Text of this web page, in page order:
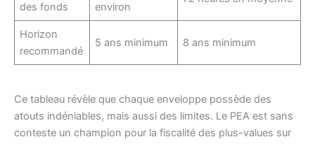
des fonds
environ
Horizon
recommandé
5 ans minimum 8 ans minimum
Ce tableau révèle que chaque enveloppe possède des
atouts indéniables, mais aussi des limites. Le PEA est sans
conteste un champion pour la fiscalité des plus-values sur